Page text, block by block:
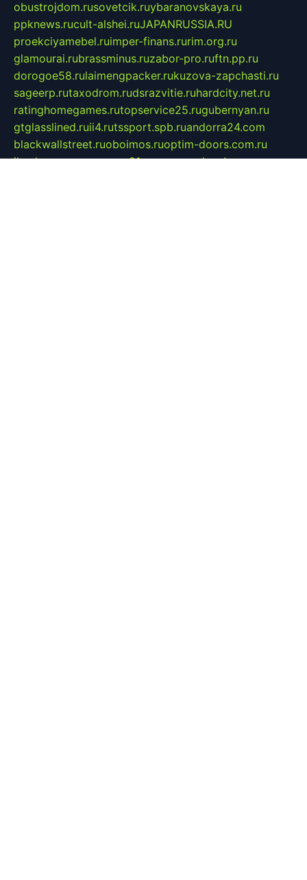
obustrojdom.rusovetcik.ruybaranovskaya.ru
ppknews.rucult-alshei.ruJAPANRUSSIA.RU
proekciyamebel.ruimper-finans.rurim.org.ru
glamourai.rubrassminus.ruzabor-pro.ruftn.pp.ru
dorogoe58.rulaimengpacker.rukuzova-zapchasti.ru
sageerp.rutaxodrom.rudsrazvitie.ruhardcity.net.ru
ratinghomegames.rutopservice25.rugubernyan.ru
gtglasslined.ruii4.rutssport.spb.ruandorra24.com
blackwallstreet.ruoboimos.ruoptim-doors.com.ru
ikuch.runycr.org.runpa21.ruvremya-ch.spb.ru